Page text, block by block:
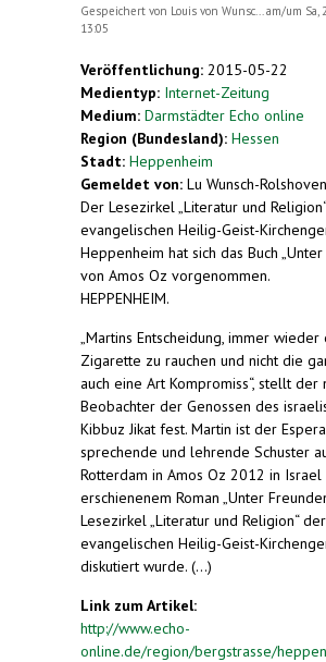
Gespeichert von Louis von Wunsc...
am/um Sa,
13:05
Veröffentlichung: 2015-05-22
Medientyp: Internet-Zeitung
Medium: Darmstädter Echo online
Region (Bundesland): Hessen
Stadt: Heppenheim
Gemeldet von: Lu Wunsch-Rolshoven
Der Lesezirkel „Literatur und
evangelischen Heilig-Geist-
Heppenheim hat sich das Buch
von Amos Oz vorgenommen.
HEPPENHEIM.
„Martins Entscheidung, immer
Zigarette zu rauchen und nicht die
auch eine Art Kompromiss“, stellt der
Beobachter der Genossen des
Kibbuz Jikat fest. Martin ist der
sprechende und lehrende Schuster
Rotterdam in Amos Oz 2012 in Israel
erschienenem Roman „Unter
Lesezirkel „Literatur und Religion“ der
evangelischen Heilig-Geist-
diskutiert wurde. (...)
Link zum Artikel:
http://www.echo-
online.de/region/bergstrasse/